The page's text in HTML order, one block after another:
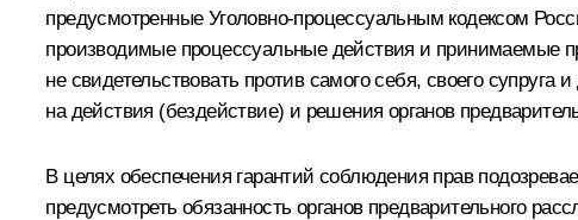
предусмотренные Уголовно-процессуальным кодексом
производимые процессуальные действия и принимаемые
не свидетельствовать против самого себя, своего
на действия (бездействие) и решения органов
В целях обеспечения гарантий соблюдения прав
предусмотреть обязанность органов предварительного